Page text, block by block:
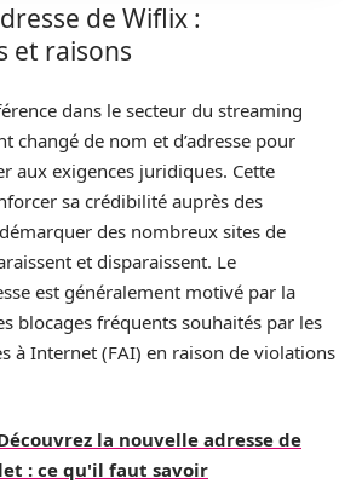
de Wiflix :
et raisons
dans le secteur du streaming
changé de nom et d’adresse pour
aux exigences juridiques. Cette
sa crédibilité auprès des
des nombreux sites de
et disparaissent. Le
est généralement motivé par la
blocages fréquents souhaités par les
à Internet (FAI) en raison de violations
la nouvelle adresse de
: ce qu'il faut savoir